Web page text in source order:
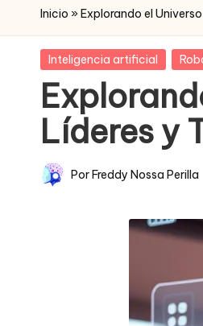
Inicio »Explorando el
Posted
Inteligencia artificial
Líderes y
Publicado
PorFreddy Nossa Perilla